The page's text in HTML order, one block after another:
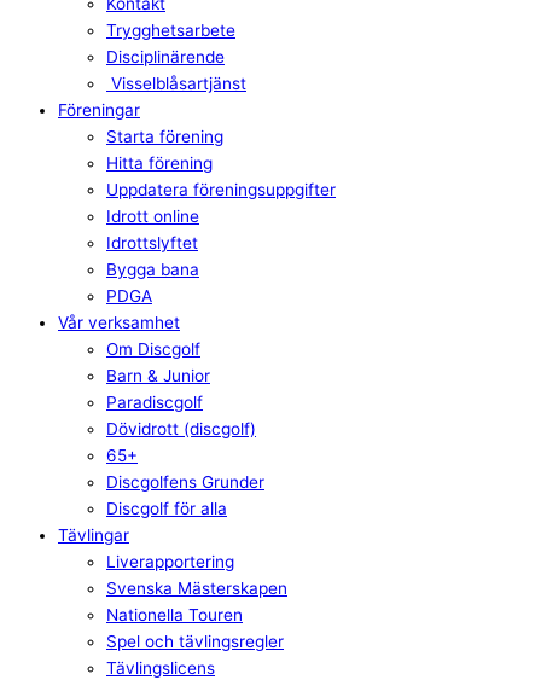
Trygghetsarbete
Disciplinärende
Visselblåsartjänst
Föreningar
Starta förening
Hitta förening
Uppdatera föreningsuppgifter
Idrott online
Idrottslyftet
Bygga bana
PDGA
Vår verksamhet
Om Discgolf
Barn & Junior
Paradiscgolf
Dövidrott (discgolf)
65+
Discgolfens Grunder
Discgolf för alla
Tävlingar
Liverapportering
Svenska Mästerskapen
Nationella Touren
Spel och tävlingsregler
Tävlingslicens